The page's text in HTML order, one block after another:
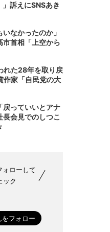
訴えにSNSあき
なかったのか」
首相「上空から
れた28年を取り戻
家「自民党の大
戻っていいとアナ
会見でのしつこ
ォローして
ック